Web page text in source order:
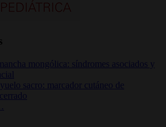
mongólica: síndromes asociados y
sacro: marcador cutáneo de